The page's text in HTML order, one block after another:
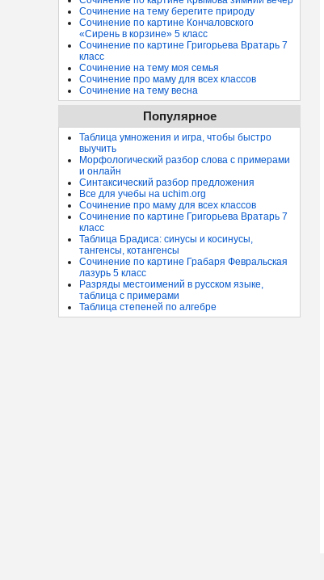
Сочинение на тему берегите природу
Сочинение по картине Кончаловского
«Сирень в корзине» 5 класс
Сочинение по картине Григорьева Вратарь 7
класс
Сочинение на тему моя семья
Сочинение про маму для всех классов
Сочинение на тему весна
Популярное
Таблица умножения и игра, чтобы быстро
выучить
Морфологический разбор слова с примерами
и онлайн
Синтаксический разбор предложения
Все для учебы на uchim.org
Сочинение про маму для всех классов
Сочинение по картине Григорьева Вратарь 7
класс
Таблица Брадиса: синусы и косинусы,
тангенсы, котангенсы
Сочинение по картине Грабаря Февральская
лазурь 5 класс
Разряды местоимений в русском языке,
таблица с примерами
Таблица степеней по алгебре